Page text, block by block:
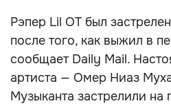
Рэпер Lil OT был
после того, как выжил в
сообщает Daily Mail.
артиста — Омер Ниаз
Музыканта застрелили на